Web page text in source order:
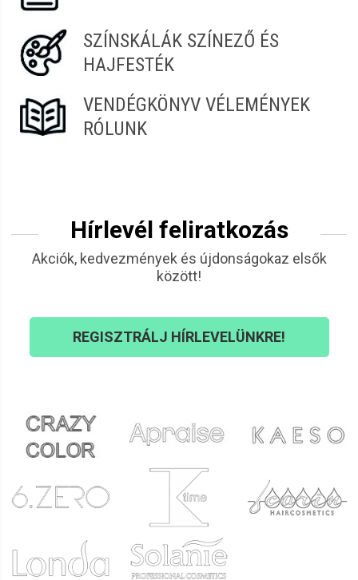
SZÍNSKÁLÁK SZÍNEZŐ ÉS
HAJFESTÉK
VENDÉGKÖNYV VÉLEMÉNYEK
RÓLUNK
Hírlevél feliratkozás
Akciók, kedvezmények és újdonságokaz elsők
között!
REGISZTRÁLJ HÍRLEVELÜNKRE!